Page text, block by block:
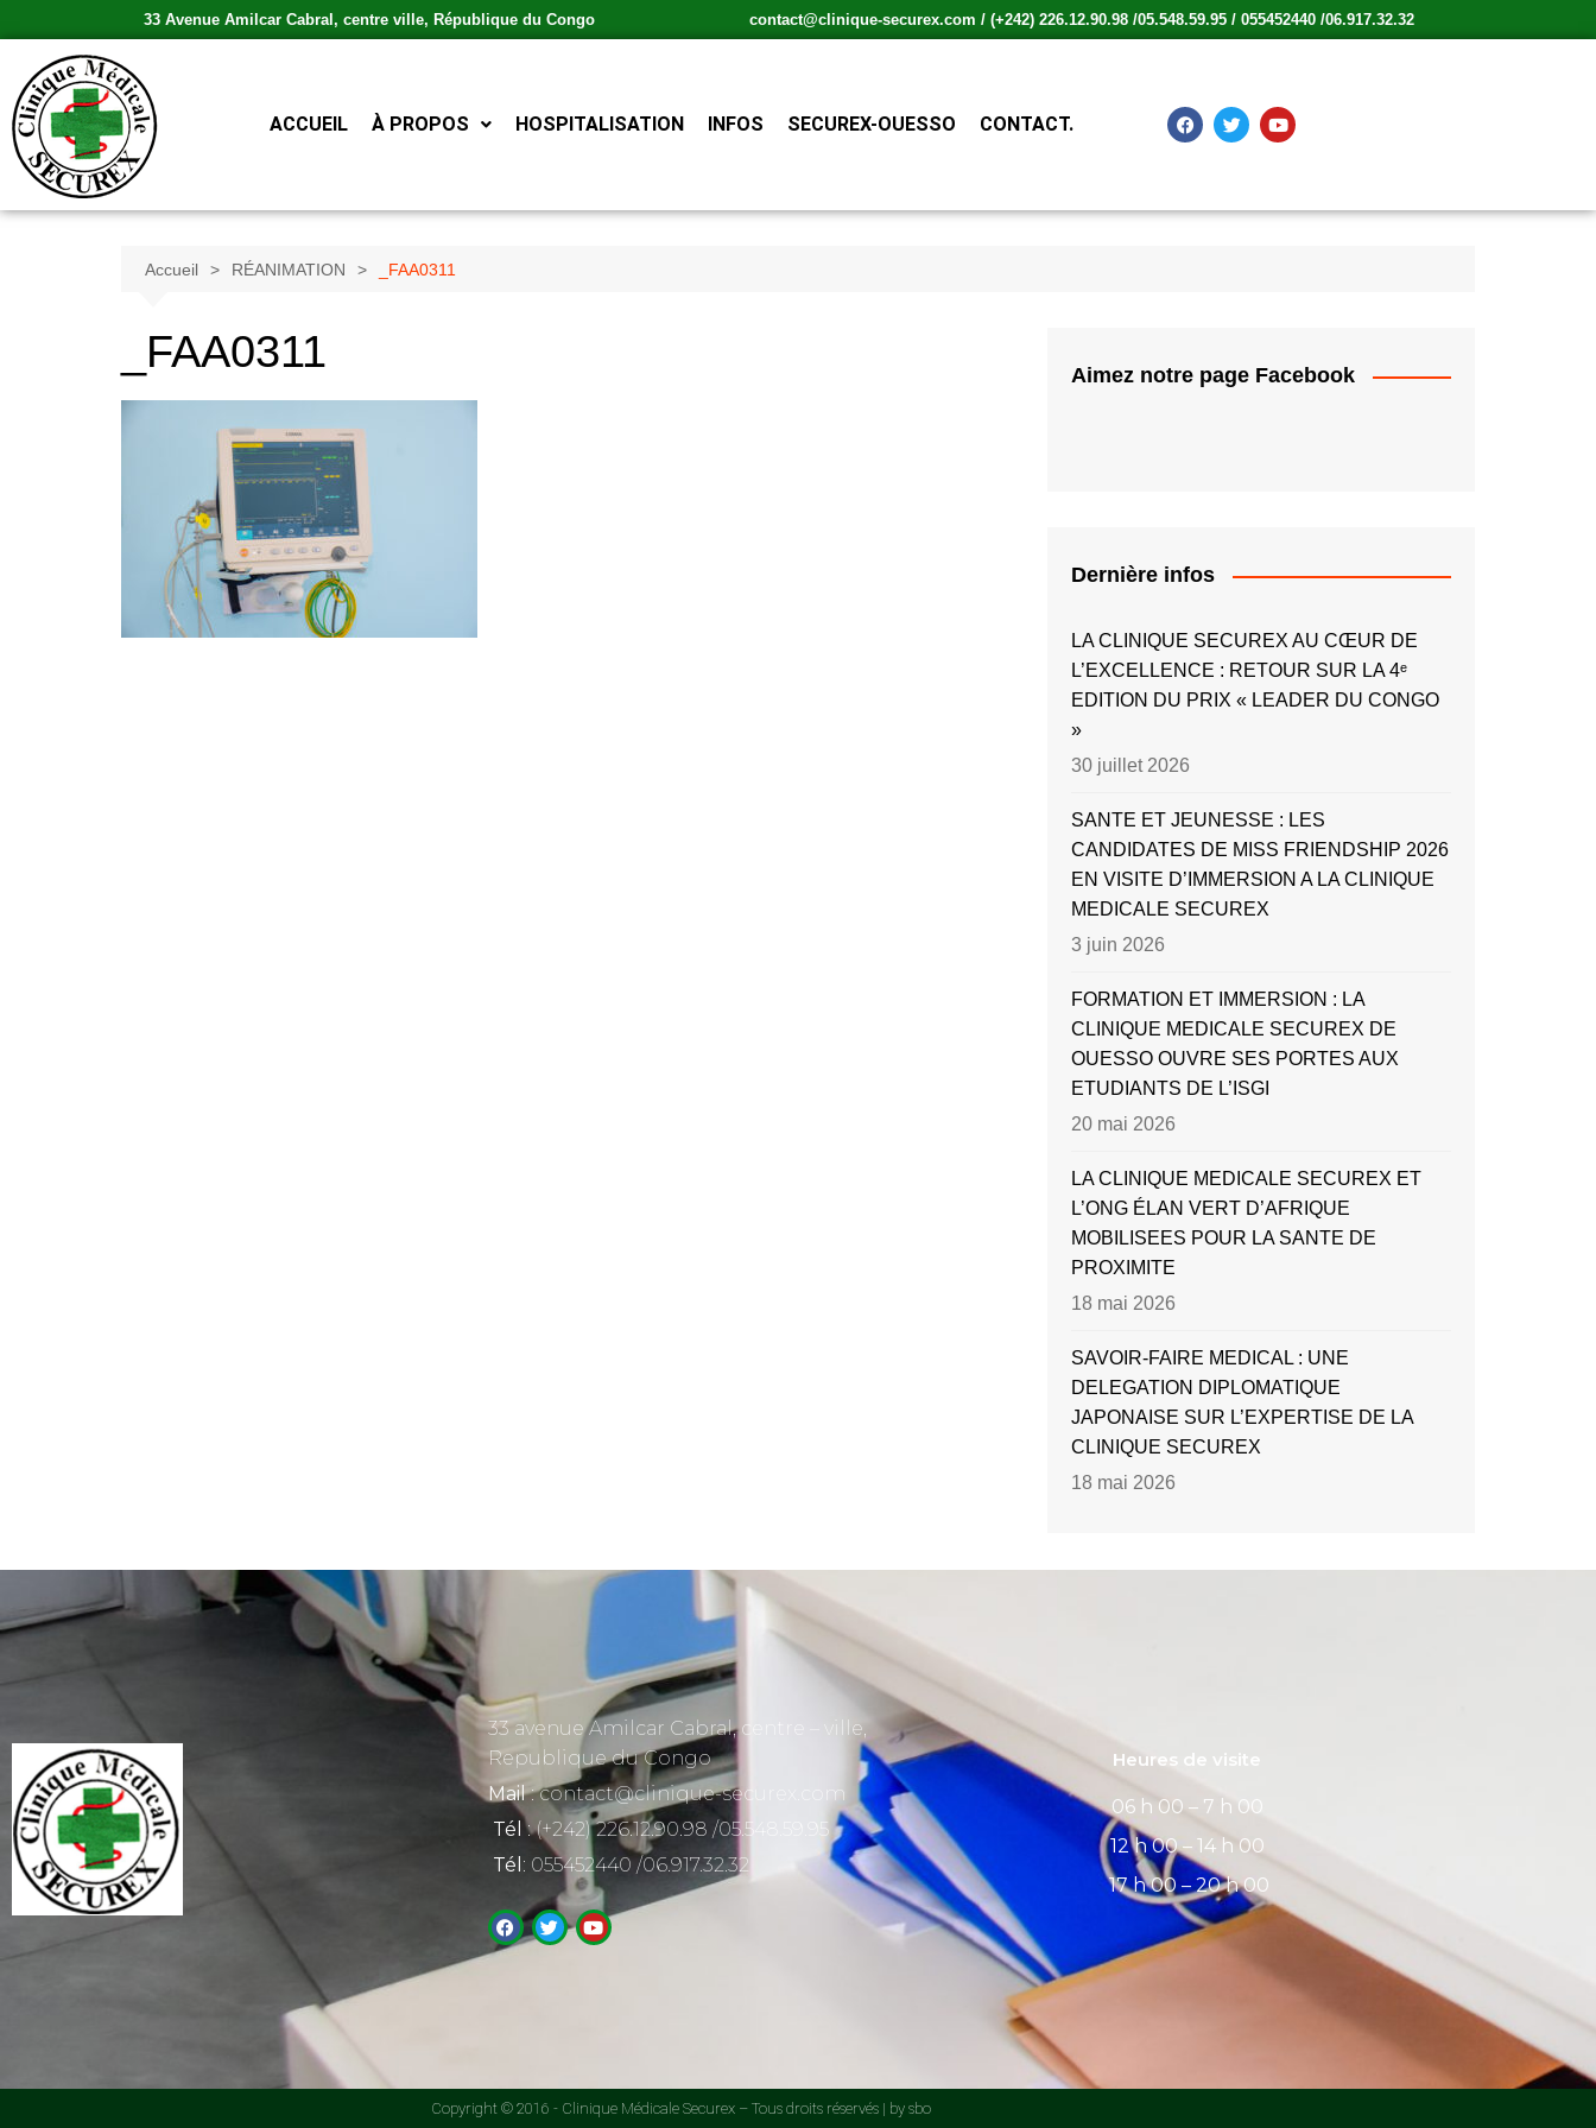
33 Avenue Amilcar Cabral, centre ville, République du Congo contact@clinique-securex.com / (+242) 226.12.90.98 /05.548.59.95 / 055452440 /06.917.32.32
ACCUEIL À PROPOS HOSPITALISATION INFOS SECUREX-OUESSO CONTACT.
Accueil RÉANIMATION _FAA0311
_FAA0311 Aimez notre page Facebook
Dernière infos
LA CLINIQUE SECUREX AU CŒUR DE
L’EXCELLENCE : RETOUR SUR LA 4ᵉ
EDITION DU PRIX « LEADER DU CONGO
»
30 juillet 2026
SANTE ET JEUNESSE : LES
CANDIDATES DE MISS FRIENDSHIP 2026
EN VISITE D’IMMERSION A LA CLINIQUE
MEDICALE SECUREX
3 juin 2026
FORMATION ET IMMERSION : LA
CLINIQUE MEDICALE SECUREX DE
OUESSO OUVRE SES PORTES AUX
ETUDIANTS DE L’ISGI
20 mai 2026
LA CLINIQUE MEDICALE SECUREX ET
L’ONG ÉLAN VERT D’AFRIQUE
MOBILISEES POUR LA SANTE DE
PROXIMITE
18 mai 2026
SAVOIR-FAIRE MEDICAL : UNE
DELEGATION DIPLOMATIQUE
JAPONAISE SUR L’EXPERTISE DE LA
CLINIQUE SECUREX
18 mai 2026
33 avenue Amilcar Cabral, centre – ville,
Republique du Congo
Mail: contact@clinique-securex.com
Tél : (+242) 226.12.90.98 /05.548.59.95
Tél : 055452440 /06.917.32.32
Heures de visite
06 h 00 – 7 h 00
12 h 00 – 14 h 00
17 h 00 – 20 h 00
Copyright © 2016 - Clinique Médicale Securex – Tous droits réservés | by sbo